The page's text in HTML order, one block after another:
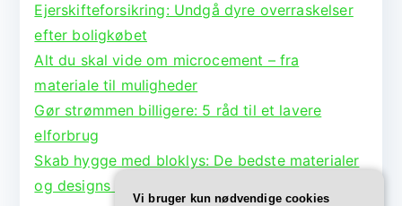
Ejerskifteforsikring: Undgå dyre overraskelser
efter boligkøbet
Alt du skal vide om microcement – fra
materiale til muligheder
Gør strømmen billigere: 5 råd til et lavere
elforbrug
Skab hygge med bloklys: De bedste materialer
og designs til lysestager
Vi bruger kun nødvendige cookies